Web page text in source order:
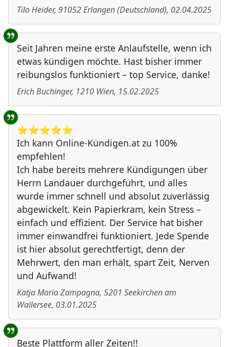
Tilo Heider, 91052Erlangen(Deutschland), 02.04.2025
Seit Jahren meine erste Anlaufstelle, wenn ich
etwas kündigen möchte. Hast bisher immer
reibungslos funktioniert – top Service, danke!
Erich Buchinger, 1210 Wien, 15.02.2025
⭐️⭐️⭐️⭐️⭐️
Ich kann Online-Kündigen.at zu 100%
empfehlen!
Ich habe bereits mehrere Kündigungen über
Herrn Landauer durchgeführt, und alles
wurde immer schnell und absolut zuverlässig
abgewickelt. Kein Papierkram, kein Stress –
einfach und effizient. Der Service hat bisher
immer einwandfrei funktioniert. Jede Spende
ist hier absolut gerechtfertigt, denn der
Mehrwert, den man erhält, spart Zeit, Nerven
und Aufwand!
Katja Maria Zampagna, 5201 Seekirchen am
Wallersee, 03.01.2025
Beste Plattform aller Zeiten!!